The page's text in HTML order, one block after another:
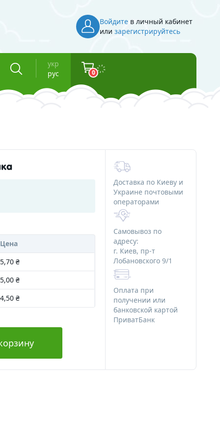
Войдитев личный кабинет
или зарегистрируйтесь
мыла
Флаконы для косметики
Баночки для косметики
Вакуумные флаконы
Тубы для косметики
Алюминиевая тара
Стеклянная тара
Различная тара
Тара для декоративной косметики
Наборы начинающего мыловара
Картинки на водорастворимой
Ангелочки
укр
рус
0
Цена
5,70 ₴
5,00 ₴
4,50 ₴
Доставка по Киеву и
Украине почтовыми
операторами
Самовывоз по
адресу:
г. Киев, пр-т
Лобановского 9/1
Оплата при
получении или
банковской картой
ПриватБанк